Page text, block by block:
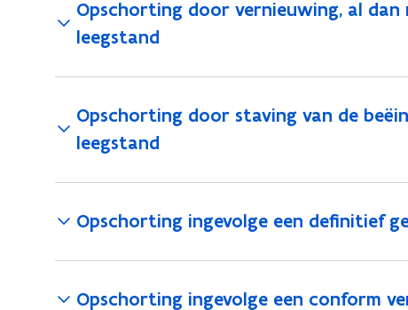
Opschorting door vernieuwing, al dan
leegstand
Opschorting door staving van de
leegstand
Opschorting ingevolge een definitief
Opschorting ingevolge een conform